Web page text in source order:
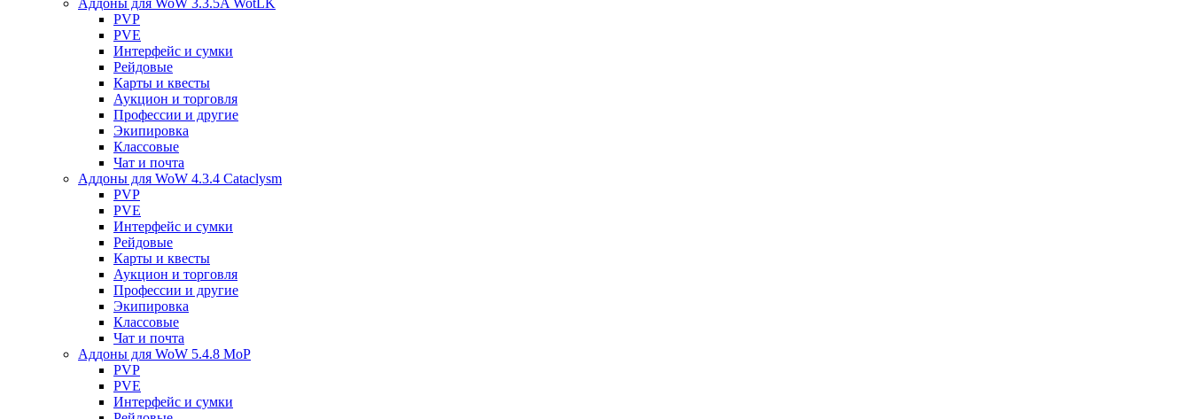
Аддоны для WoW 3.3.5A WotLK
PVP
PVE
Интерфейс и сумки
Рейдовые
Карты и квесты
Аукцион и торговля
Профессии и другие
Экипировка
Классовые
Чат и почта
Аддоны для WoW 4.3.4 Cataclysm
PVP
PVE
Интерфейс и сумки
Рейдовые
Карты и квесты
Аукцион и торговля
Профессии и другие
Экипировка
Классовые
Чат и почта
Аддоны для WoW 5.4.8 MoP
PVP
PVE
Интерфейс и сумки